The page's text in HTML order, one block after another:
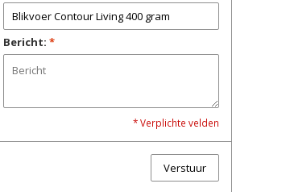
Bericht: *
* Verplichte velden
Verstuur